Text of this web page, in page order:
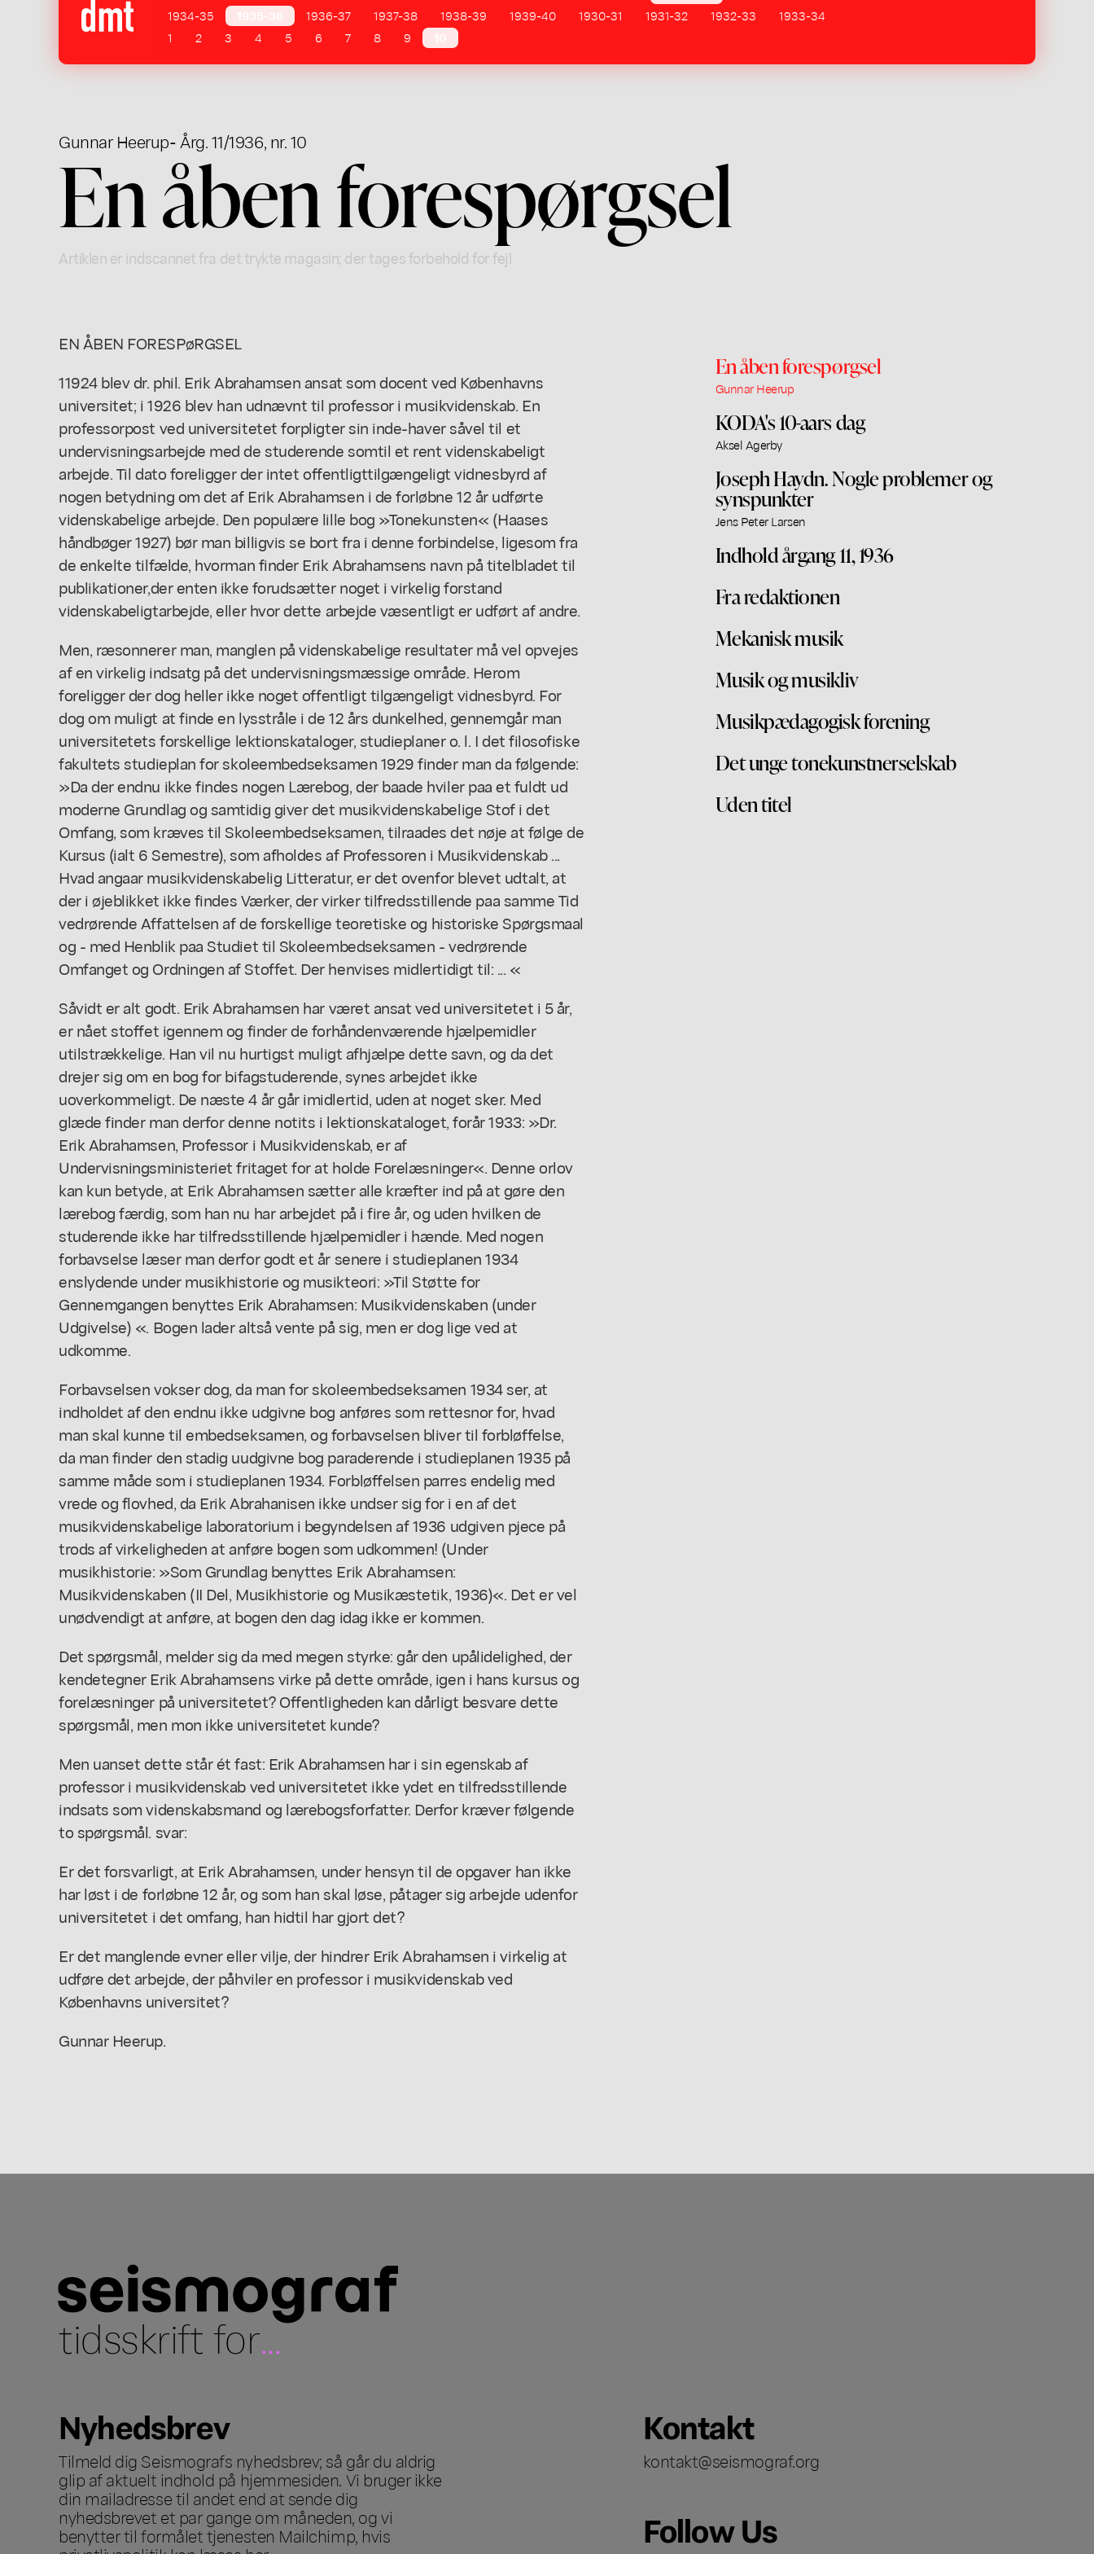
1934-35
1936-37 1937-38 1938-39 1939-40 1930-31 1931-32 1932-33
1933-34
1
2 3 4 5 6 7 8 9
Gunnar Heerup- Årg. 11/1936, nr. 10
En åben forespørgsel
Artiklen er indscannet fra det trykte magasin; der tages forbehold for fejl
EN ÅBEN FORESPøRGSEL
11924 blev dr. phil. Erik Abrahamsen ansat som docent ved Københavns
universitet; i 1926 blev han udnævnt til professor i musikvidenskab. En
professorpost ved universitetet forpligter sin inde-haver såvel til et
undervisningsarbejde med de studerende somtil et rent videnskabeligt
arbejde. Til dato foreligger der intet offentligttilgængeligt vidnesbyrd af
nogen betydning om det af Erik Abrahamsen i de forløbne 12 år udførte
videnskabelige arbejde. Den populære lille bog »Tonekunsten« (Haases
håndbøger 1927) bør man billigvis se bort fra i denne forbindelse, ligesom fra
de enkelte tilfælde, hvorman finder Erik Abrahamsens navn på titelbladet til
publikationer,der enten ikke forudsætter noget i virkelig forstand
videnskabeligtarbejde, eller hvor dette arbejde væsentligt er udført af andre.
Men, ræsonnerer man, manglen på videnskabelige resultater må vel opvejes
af en virkelig indsatg på det undervisningsmæssige område. Herom
foreligger der dog heller ikke noget offentligt tilgængeligt vidnesbyrd. For
dog om muligt at finde en lysstråle i de 12 års dunkelhed, gennemgår man
universitetets forskellige lektionskataloger, studieplaner o. l. I det filosofiske
fakultets studieplan for skoleembedseksamen 1929 finder man da følgende:
»Da der endnu ikke findes nogen Lærebog, der baade hviler paa et fuldt ud
moderne Grundlag og samtidig giver det musikvidenskabelige Stof i det
Omfang, som kræves til Skoleembedseksamen, tilraades det nøje at følge de
Kursus (ialt 6 Semestre), som afholdes af Professoren i Musikvidenskab ...
Hvad angaar musikvidenskabelig Litteratur, er det ovenfor blevet udtalt, at
der i øjeblikket ikke findes Værker, der virker tilfredsstillende paa samme Tid
vedrørende Affattelsen af de forskellige teoretiske og historiske Spørgsmaal
og - med Henblik paa Studiet til Skoleembedseksamen - vedrørende
Omfanget og Ordningen af Stoffet. Der henvises midlertidigt til: ... «
Såvidt er alt godt. Erik Abrahamsen har været ansat ved universitetet i 5 år,
er nået stoffet igennem og finder de forhåndenværende hjælpemidler
utilstrækkelige. Han vil nu hurtigst muligt afhjælpe dette savn, og da det
drejer sig om en bog for bifagstuderende, synes arbejdet ikke
uoverkommeligt. De næste 4 år går imidlertid, uden at noget sker. Med
glæde finder man derfor denne notits i lektionskataloget, forår 1933: »Dr.
Erik Abrahamsen, Professor i Musikvidenskab, er af
Undervisningsministeriet fritaget for at holde Forelæsninger«. Denne orlov
kan kun betyde, at Erik Abrahamsen sætter alle kræfter ind på at gøre den
lærebog færdig, som han nu har arbejdet på i fire år, og uden hvilken de
studerende ikke har tilfredsstillende hjælpemidler i hænde. Med nogen
forbavselse læser man derfor godt et år senere i studieplanen 1934
enslydende under musikhistorie og musikteori: »Til Støtte for
Gennemgangen benyttes Erik Abrahamsen: Musikvidenskaben (under
Udgivelse) «. Bogen lader altså vente på sig, men er dog lige ved at
udkomme.
Forbavselsen vokser dog, da man for skoleembedseksamen 1934 ser, at
indholdet af den endnu ikke udgivne bog anføres som rettesnor for, hvad
man skal kunne til embedseksamen, og forbavselsen bliver til forbløffelse,
da man finder den stadig uudgivne bog paraderende i studieplanen 1935 på
samme måde som i studieplanen 1934. Forbløffelsen parres endelig med
vrede og flovhed, da Erik Abrahanisen ikke undser sig for i en af det
musikvidenskabelige laboratorium i begyndelsen af 1936 udgiven pjece på
trods af virkeligheden at anføre bogen som udkommen! (Under
musikhistorie: »Som Grundlag benyttes Erik Abrahamsen:
Musikvidenskaben (II Del, Musikhistorie og Musikæstetik, 1936)«. Det er vel
unødvendigt at anføre, at bogen den dag idag ikke er kommen.
Det spørgsmål, melder sig da med megen styrke: går den upålidelighed, der
kendetegner Erik Abrahamsens virke på dette område, igen i hans kursus og
forelæsninger på universitetet? Offentligheden kan dårligt besvare dette
spørgsmål, men mon ikke universitetet kunde?
Men uanset dette står ét fast: Erik Abrahamsen har i sin egenskab af
professor i musikvidenskab ved universitetet ikke ydet en tilfredsstillende
indsats som videnskabsmand og lærebogsforfatter. Derfor kræver følgende
to spørgsmål. svar:
Er det forsvarligt, at Erik Abrahamsen, under hensyn til de opgaver han ikke
har løst i de forløbne 12 år, og som han skal løse, påtager sig arbejde udenfor
universitetet i det omfang, han hidtil har gjort det?
Er det manglende evner eller vilje, der hindrer Erik Abrahamsen i virkelig at
udføre det arbejde, der påhviler en professor i musikvidenskab ved
Københavns universitet?
Gunnar Heerup.
En åben forespørgsel
Gunnar Heerup
KODA's 10-aars dag
Aksel Agerby
Joseph Haydn. Nogle problemer og
synspunkter
Jens Peter Larsen
Indhold årgang 11, 1936
Fra redaktionen
Mekanisk musik
Musik og musikliv
Musikpædagogisk forening
Det unge tonekunstnerselskab
Uden titel
tidsskrift for...
Nyhedsbrev
Tilmeld dig Seismografs nyhedsbrev; så går du aldrig
glip af aktuelt indhold på hjemmesiden. Vi bruger ikke
din mailadresse til andet end at sende dig
nyhedsbrevet et par gange om måneden, og vi
benytter til formålet tjenesten Mailchimp, hvis
Kontakt
kontakt@seismograf.org
Follow Us